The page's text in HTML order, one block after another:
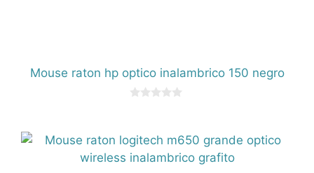
Mouse raton hp optico inalambrico 150 negro
5